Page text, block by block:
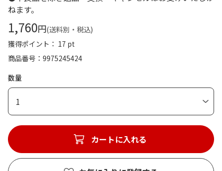
ねます。
1,760円(送料別・税込)
獲得ポイント： 17 pt
商品番号
9975245424
数量
1
カートに入れる